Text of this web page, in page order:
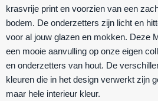
krasvrije print en voorzien van een
bodem. De onderzetters zijn licht en
voor al jouw glazen en mokken. Deze
een mooie aanvulling op onze eigen
en onderzetters van hout. De
kleuren die in het design verwerkt zijn
maar hele interieur kleur.